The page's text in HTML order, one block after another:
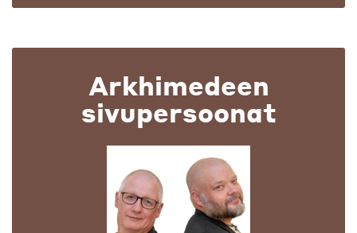
Arkhimedeen
sivupersoonat